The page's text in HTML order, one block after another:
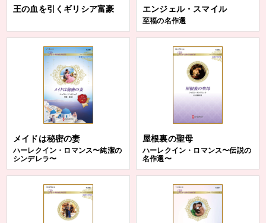
王の血を引くギリシア富豪 エンジェル・スマイル
至福の名作選
メイドは秘密の妻
ハーレクイン・ロマンス〜純潔の
シンデレラ〜
屋根裏の聖母
ハーレクイン・ロマンス〜伝説の
名作選〜